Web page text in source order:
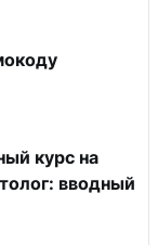
курс на
вводный